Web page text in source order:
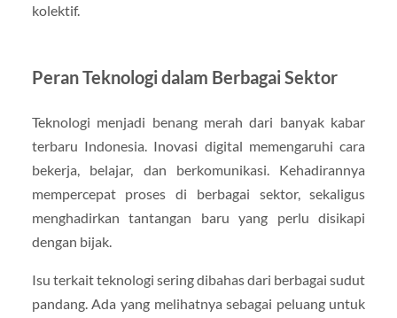
kolektif.
Peran Teknologi dalam Berbagai Sektor
Teknologi menjadi benang merah dari banyak kabar
terbaru Indonesia. Inovasi digital memengaruhi cara
bekerja, belajar, dan berkomunikasi. Kehadirannya
mempercepat proses di berbagai sektor, sekaligus
menghadirkan tantangan baru yang perlu disikapi
dengan bijak.
Isu terkait teknologi sering dibahas dari berbagai sudut
pandang. Ada yang melihatnya sebagai peluang untuk